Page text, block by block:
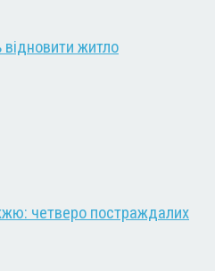
житло
четверо постраждалих